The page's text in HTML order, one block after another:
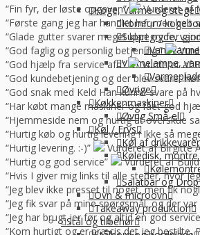
Koge, Varme og stege
Komfur /
Suppegryde,
Varmelampe,
Øvrige
Køkkenmaskiner
Øvrig Små-el
Køl / Frys
Køl af
Køledisk,
Salatbar og
Ovn & microovn
Takeaway produktion
Stål og tilbehør
“Fin fyr, der løste opgaven”
Vurderet af
“Første gang jeg har handlet her,men helt
“Glade gutter svarer meget klart og for
“God faglig og personlig betjening.”
“God hjælp fra service afd”
Vurderet af
“God kundebetjening og der blev svaret
“God snak med Keld Han kunne svare på
“Har købt mange maskiner og fået god
“Hjemmeside nem og hurtig at overskue
“Hurtig køb og hurtig levering ! Ikke så
“Hurtig levering. :-)”
Vurderet af Birgitte
“Hurtig og god service”
Vurderet af
“Hvis I giver mig links til alle steder, hvor
“Jeg blev ikke presset til noget, men fik
“Jeg fik svar på mine spørgsmål, og der
“Jeg har brugt jer før og altid en god
“Kom hurtigt og er præcis det jeg bestilte.